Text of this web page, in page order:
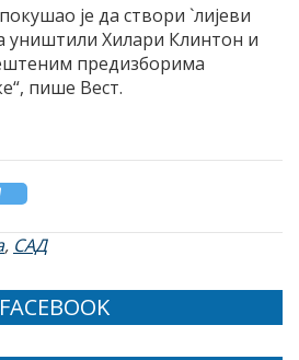
је да створи `лијеви
уништили Хилари Клинтон и
предизборима
пише Вест.
, САД
FACEBOOK